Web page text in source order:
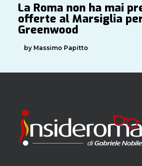
La Roma non ha mai
offerte al Marsiglia
Greenwood
by Massimo Papitto